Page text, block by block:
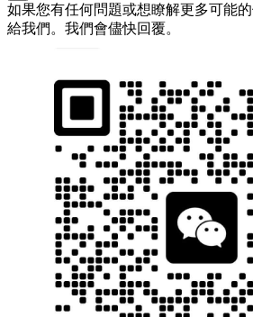
如果您有任何問題或想瞭解更多可能
給我們。我們會儘快回覆。